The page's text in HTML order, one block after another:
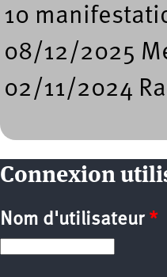
10
08/12/2025
02/11/2024
Pages
Connexion
Nom d'utilisateur *